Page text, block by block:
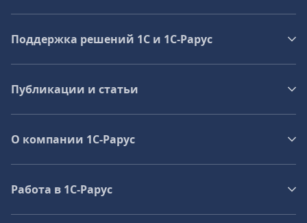
Поддержка решений 1С и 1С‑Рарус
Публикации и статьи
О компании 1C-Рарус
Работа в 1С‑Рарус